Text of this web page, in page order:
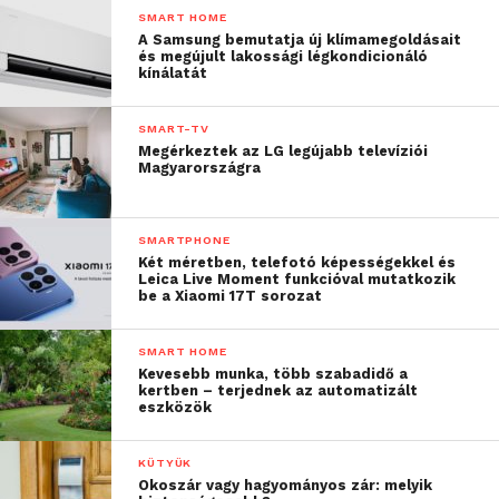
igénybe vehetnek az emberek?
Philipp Helga: Szerintem simán. Én ezért is
foglalkoztam vele, továbbá mert rengeteg lehetőség
van még benne. Például a csoportos játékot
közösségi oldalakkal lehetne összekapcsolni, hogy
ezáltal még izgalmasabbá tegyük. A pályázatba
persze minden részletet nem tudtunk belevenni, de
Meséljetek még egy kicsit magatokról! Ha jól tudom,
Laci foglalkozott már különböző fejlesztésekkel. Miket
készítettél eddig?
Blázovics László: A nyáron kezdtem el mobilra
fejleszteni Symbianban, aztán az ősszel az
egyetemen bekerültem egy projektbe, amivel az
időközben a Nokia által megvásárolt vállalat, a
SMART HOME
A Samsung bemutatja új klímamegoldásait
és megújult lakossági légkondicionáló
kínálatát
SMART-TV
Megérkeztek az LG legújabb televíziói
Magyarországra
SMARTPHONE
Két méretben, telefotó képességekkel és
Leica Live Moment funkcióval mutatkozik
be a Xiaomi 17T sorozat
SMART HOME
Kevesebb munka, több szabadidő a
kertben – terjednek az automatizált
eszközök
KÜTYÜK
Okoszár vagy hagyományos zár: melyik